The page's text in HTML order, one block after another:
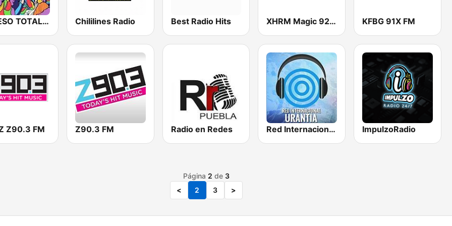
ACCESO TOTAL WEB RADIO Chililines Radio Best Radio Hits XHRM Magic 92.5 FM KFBG 91X FM
Z90.3 FM Z90.3 FM Radio en Redes Red Internacional Urantia ImpulzoRadio
Página 2 de 3
<
2 3 >